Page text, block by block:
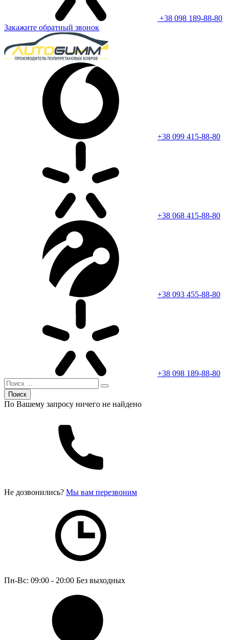
+38 098 189-88-80
Закажите обратный звонок
+38 099 415-88-80
+38 068 415-88-80
+38 093 455-88-80
+38 098 189-88-80
Поиск
По Вашему запросу ничего не найдено
Не дозвонились? Мы вам перезвоним
Пн-Вс: 09:00 - 20:00 Без выходных